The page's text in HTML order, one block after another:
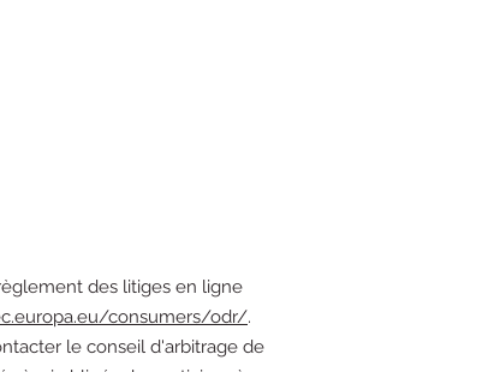
des litiges en ligne
consumers/odr/.
le conseil d'arbitrage de